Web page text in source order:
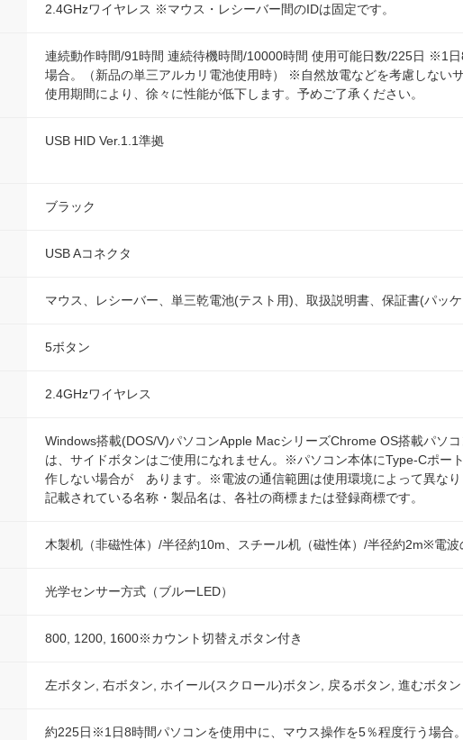
2.4GHzワイヤレス ※マウス・レシーバー間のIDは固定です。
連続動作時間/91時間 連続待機時間/10000時間 使用可能日数/225日 ※1
場合。（新品の単三アルカリ電池使用時） ※自然放電などを考慮しない
使用期間により、徐々に性能が低下します。予めご了承ください。
USB HID Ver.1.1準拠
ブラック
USB Aコネクタ
マウス、レシーバー、単三乾電池(テスト用)、取扱説明書、保証書(パッ
5ボタン
2.4GHzワイヤレス
Windows搭載(DOS/V)パソコンApple MacシリーズChrome OS搭載パ
は、サイドボタンはご使用になれません。※パソコン本体にType-Cポー
作しない場合が あります。※電波の通信範囲は使用環境によって異な
記載されている名称・製品名は、各社の商標または登録商標です。
木製机（非磁性体）/半径約10m、スチール机（磁性体）/半径約2m※電波
光学センサー方式（ブルーLED）
800, 1200, 1600※カウント切替えボタン付き
左ボタン, 右ボタン, ホイール(スクロール)ボタン, 戻るボタン, 進むボタン
約225日※1日8時間パソコンを使用中に、マウス操作を5％程度行う場